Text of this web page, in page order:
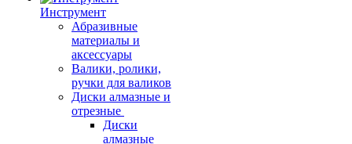
Инструмент
Абразивные
материалы и
аксессуары
Валики, ролики,
ручки для валиков
Диски алмазные и
отрезные
Диски
алмазные